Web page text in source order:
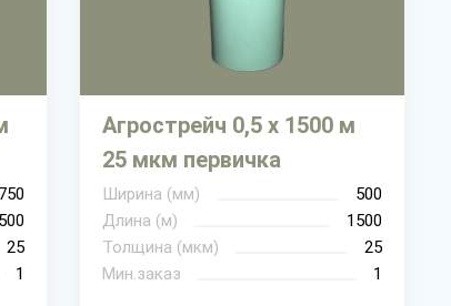
750
25
1
Агрострейч 0,5 х 1500 м
25 мкм первичка
Ширина (мм)
500
Длина (м)
1500
Толщина (мкм)
25
Мин.заказ
1